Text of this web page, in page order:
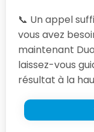
📞 Un appel
vous avez
maintenant
laissez-vous
résultat à la